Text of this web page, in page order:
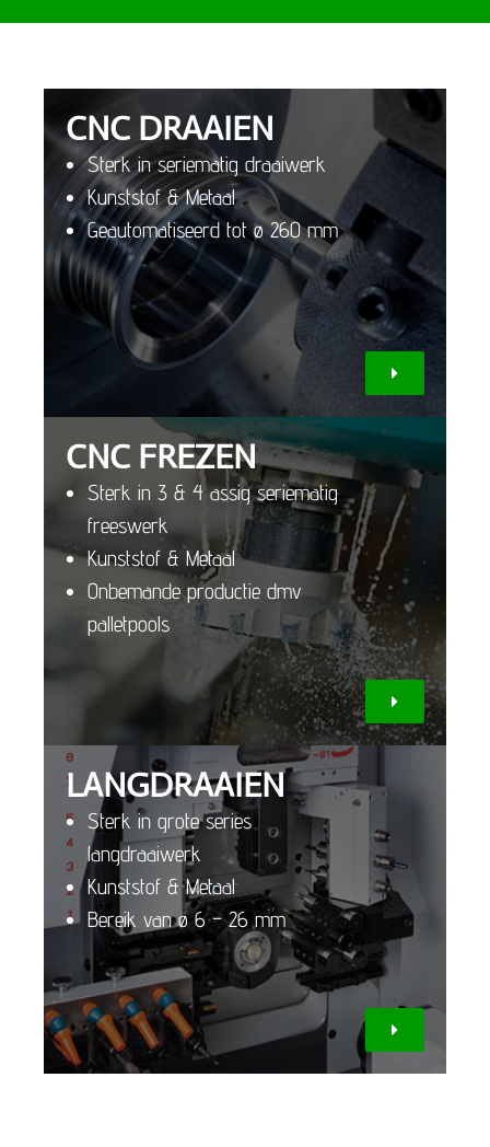
CNC DRAAIEN
Sterk in seriematig draaiwerk
Kunststof & Metaal
Geautomatiseerd tot ø 260 mm
CNC FREZEN
Sterk in 3 & 4 assig seriematig
freeswerk
Kunststof & Metaal
Onbemande productie dmv
palletpools
LANGDRAAIEN
Sterk in grote series
langdraaiwerk
Kunststof & Metaal
Bereik van ø 6 – 26 mm